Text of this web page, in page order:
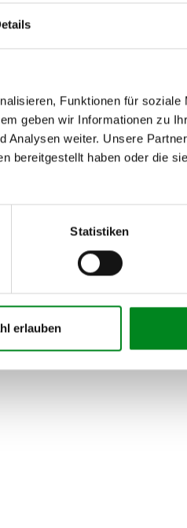
Funktionen für soziale
geben wir Informationen zu
weiter. Unsere
bereitgestellt haben oder die
Statistiken
erlauben
, Telefon oder E-Mail).